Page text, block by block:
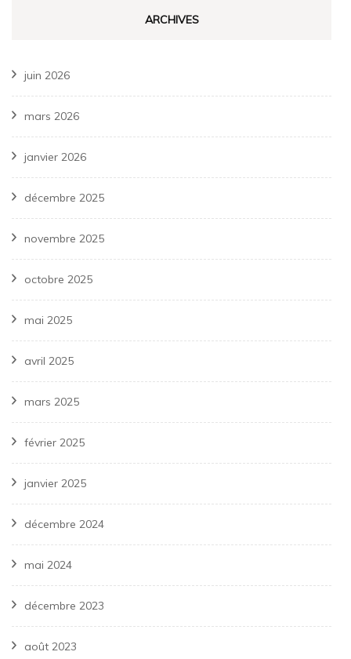
ARCHIVES
juin 2026
mars 2026
janvier 2026
décembre 2025
novembre 2025
octobre 2025
mai 2025
avril 2025
mars 2025
février 2025
janvier 2025
décembre 2024
mai 2024
décembre 2023
août 2023